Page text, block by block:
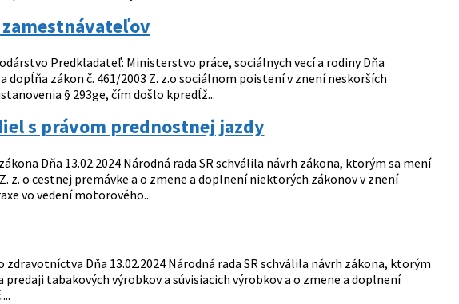
Predkladateľ: Ministerstvo práce, sociálnych vecí a rodiny Dňa
dopĺňa zákon č. 461/2003 Z. z.o sociálnom poistení v znení neskorších
§ 293ge, čím došlo kpredĺž...
s právom prednostnej jazdy
Dňa 13.02.2024 Národná rada SR schválila návrh zákona, ktorým sa mení
z. o cestnej premávke a o zmene a doplnení niektorých zákonov v znení
vo vedení motorového...
Dňa 13.02.2024 Národná rada SR schválila návrh zákona, ktorým
predaji tabakových výrobkov a súvisiacich výrobkov a o zmene a doplnení